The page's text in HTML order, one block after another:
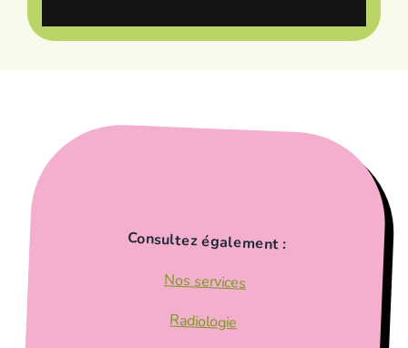
Consultez également :
Nos services
Radiologie